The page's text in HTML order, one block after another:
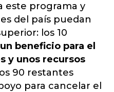
este programa y
del país puedan
los 10
beneficio para el
y unos recursos
90 restantes
para cancelar el